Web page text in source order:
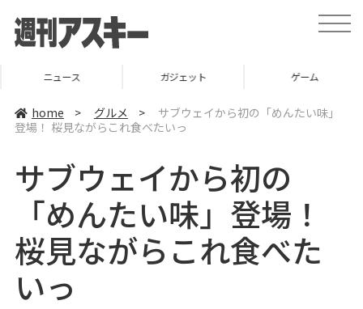
t
o
ニュース ガジェット ゲーム
home > グルメ >
サブウェイから初の「めんたい味」
登場！ 桜見ながらこれ食べたいっ
サブウェイから初の
「めんたい味」登場！
桜見ながらこれ食べた
いっ